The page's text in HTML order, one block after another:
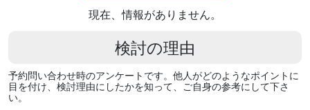
現在、情報がありません。
検討の理由
予約問い合わせ時のアンケートです。他人がどのようなポイントに
目を付け、検討理由にしたかを知って、ご自身の参考にして下さ
い。